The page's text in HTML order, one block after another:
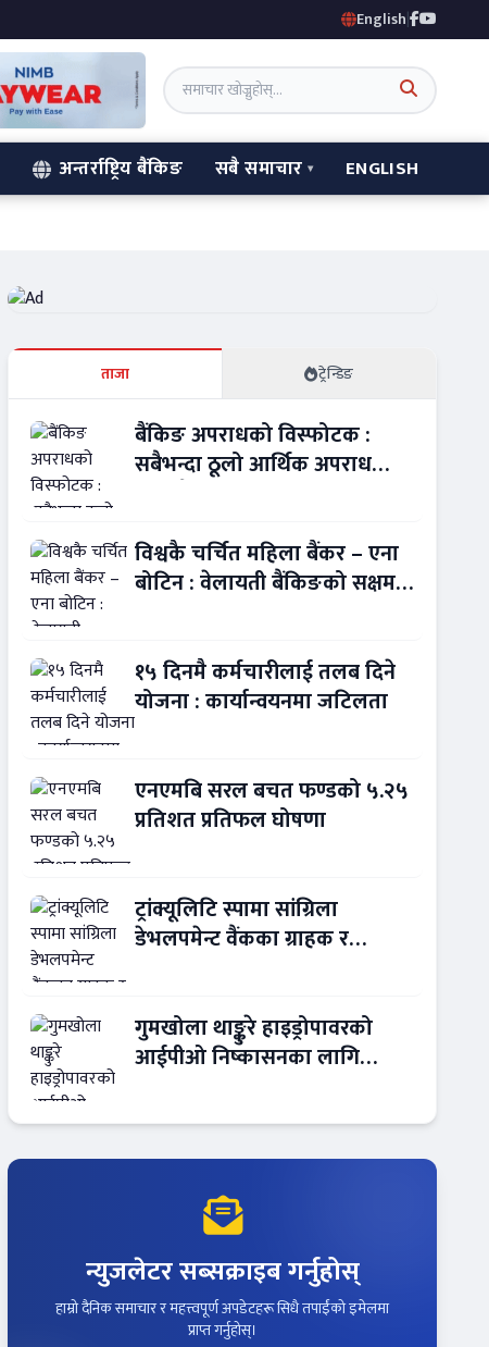
English|
अन्तर्राष्ट्रिय बैंकिङ सबै समाचार ENGLISH
ताजा ट्रेन्डिङ
बैंकिङ अपराधको विस्फोटक :
सबैभन्दा ठूलो आर्थिक अपराध
विश्वकै चर्चित महिला बैंकर – एना
बोटिन : वेलायती बैंकिङको सक्षम
१५ दिनमै कर्मचारीलाई तलब दिने
योजना : कार्यान्वयनमा जटिलता
एनएमबि सरल बचत फण्डको ५.२५
प्रतिशत प्रतिफल घोषणा
ट्रांक्यूलिटि स्पामा सांग्रिला
डेभलपमेन्ट वैंकका ग्राहक र
गुमखोला थाङ्कुरे हाइड्रोपावरको
आईपीओ निष्कासनका लागि
न्युजलेटर सब्सक्राइब गर्नुहोस्
हाम्रो दैनिक समाचार र महत्त्वपूर्ण अपडेटहरू सिधै तपाईंको इमेलमा
प्राप्त गर्नुहोस्।